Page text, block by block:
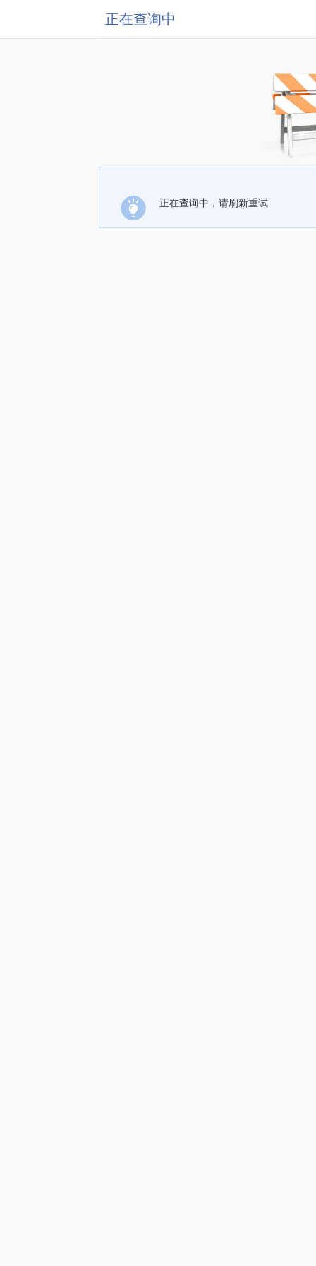
正在查询中
正在查询中，请刷新重试